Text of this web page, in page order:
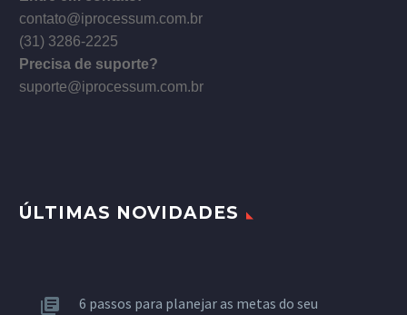
contato@iprocessum.com.br
(31) 3286-2225
Precisa de suporte?
suporte@iprocessum.com.br
ÚLTIMAS NOVIDADES
6 passos para planejar as metas do seu